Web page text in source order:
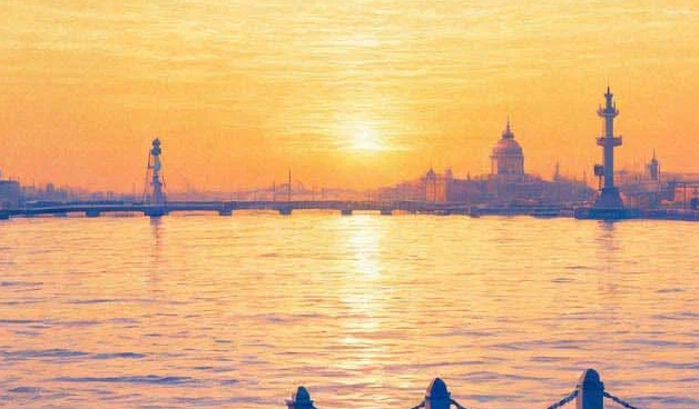
Русалочки, обзаведется ремейком. Студия Disney снимет новый "Вспеск",
пару сыграли Том Хэнкс и Дэрил Ханна.